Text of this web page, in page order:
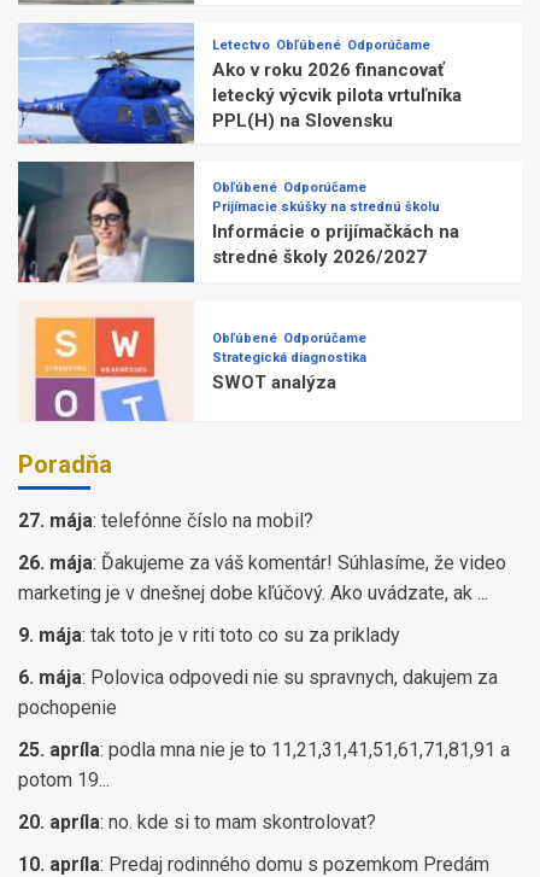
Letectvo Obľúbené Odporúčame
Ako v roku 2026 financovať
letecký výcvik pilota vrtuľníka
PPL(H) na Slovensku
Obľúbené Odporúčame
Prijímacie skúšky na strednú školu
Informácie o prijímačkách na
stredné školy 2026/2027
Obľúbené Odporúčame
Strategická diagnostika
SWOT analýza
Poradňa
27. mája: telefónne číslo na mobil?
26. mája: Ďakujeme za váš komentár! Súhlasíme, že video
marketing je v dnešnej dobe kľúčový. Ako uvádzate, ak ...
9. mája: tak toto je v riti toto co su za priklady
6. mája: Polovica odpovedi nie su spravnych, dakujem za
pochopenie
25. apríla: podla mna nie je to 11,21,31,41,51,61,71,81,91 a
potom 19...
20. apríla: no. kde si to mam skontrolovat?
10. apríla: Predaj rodinného domu s pozemkom Predám